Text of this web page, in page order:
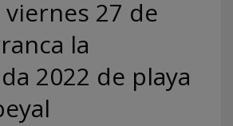
viernes 27 de
la
2022 de playa